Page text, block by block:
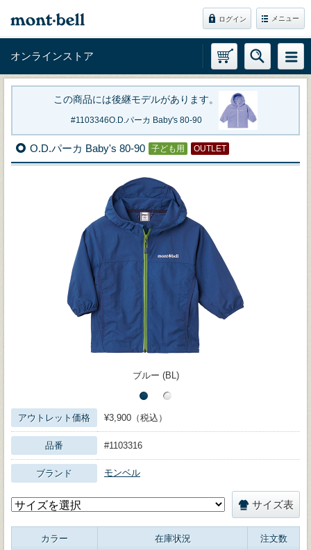
ログイン メニュー
オンラインストア
この商品には後継モデルがあります。
1103346O.D.パーカ Baby's 80-90
O.D.パーカ Baby's 80-90 子ども用 OUTLET
ブルー (BL)
アウトレット価格 ¥3,900（税込）
品番 #1103316
ブランド モンベル
サイズ表
カラー 在庫状況 注文数